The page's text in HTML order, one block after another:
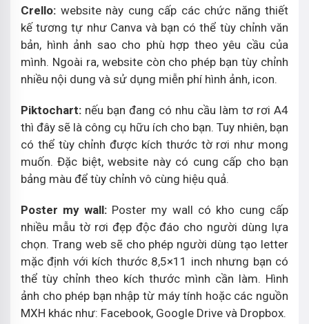
Crello: website này cung cấp các chức năng thiết
kế tương tự như Canva và bạn có thể tùy chỉnh văn
bản, hình ảnh sao cho phù hợp theo yêu cầu của
mình. Ngoài ra, website còn cho phép bạn tùy chỉnh
nhiều nội dung và sử dụng miễn phí hình ảnh, icon.
Piktochart: nếu bạn đang có nhu cầu làm tơ rơi A4
thì đây sẽ là công cụ hữu ích cho bạn. Tuy nhiên, bạn
có thể tùy chỉnh được kích thước tờ rơi như mong
muốn. Đặc biệt, website này có cung cấp cho bạn
bảng màu để tùy chỉnh vô cùng hiệu quả.
Poster my wall: Poster my wall có kho cung cấp
nhiều mẫu tờ rơi đẹp độc đáo cho người dùng lựa
chọn. Trang web sẽ cho phép người dùng tạo letter
mặc định với kích thước 8,5×11 inch nhưng bạn có
thể tùy chỉnh theo kích thước mình cần làm. Hình
ảnh cho phép bạn nhập từ máy tính hoặc các nguồn
MXH khác như: Facebook, Google Drive và Dropbox.